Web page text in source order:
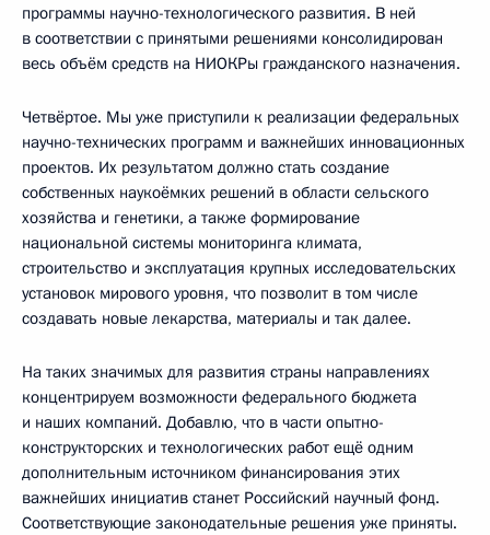
программы научно-технологического развития. В ней
в соответствии с принятыми решениями консолидирован
весь объём средств на НИОКРы гражданского назначения.
Четвёртое. Мы уже приступили к реализации федеральных
научно-технических программ и важнейших инновационных
проектов. Их результатом должно стать создание
собственных наукоёмких решений в области сельского
хозяйства и генетики, а также формирование
национальной системы мониторинга климата,
строительство и эксплуатация крупных исследовательских
установок мирового уровня, что позволит в том числе
создавать новые лекарства, материалы и так далее.
На таких значимых для развития страны направлениях
концентрируем возможности федерального бюджета
и наших компаний. Добавлю, что в части опытно-
конструкторских и технологических работ ещё одним
дополнительным источником финансирования этих
важнейших инициатив станет Российский научный фонд.
Соответствующие законодательные решения уже приняты.